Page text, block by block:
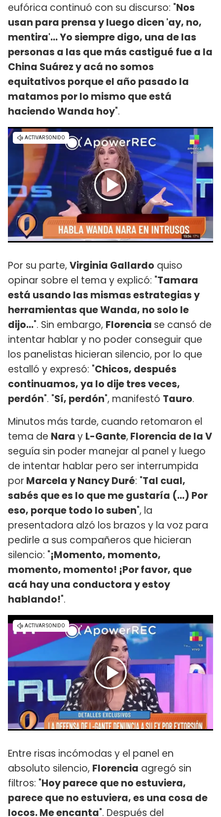
eufórica continuó con su discurso: "Nos
usan para prensa y luego dicen 'ay, no,
mentira'... Yo siempre digo, una de las
personas a las que más castigué fue a la
China Suárez y acá no somos
equitativos porque el año pasado la
matamos por lo mismo que está
haciendo Wanda hoy".
Por su parte, Virginia Gallardo quiso
opinar sobre el tema y explicó: "Tamara
está usando las mismas estrategias y
herramientas que Wanda, no solo le
dijo...". Sin embargo, Florencia se cansó de
intentar hablar y no poder conseguir que
los panelistas hicieran silencio, por lo que
estalló y expresó: "Chicos, después
continuamos, ya lo dije tres veces,
perdón". "Sí, perdón", manifestó Tauro.
Minutos más tarde, cuando retomaron el
tema de Naray L-Gante, Florencia de la V
seguía sin poder manejar al panel y luego
de intentar hablar pero ser interrumpida
por Marcela y Nancy Duré: "Tal cual,
sabés que es lo que me gustaría (...) Por
eso, porque todo lo suben", la
presentadora alzó los brazos y la voz para
pedirle a sus compañeros que hicieran
silencio: "¡Momento, momento,
momento, momento! ¡Por favor, que
acá hay una conductora y estoy
hablando!".
Entre risas incómodas y el panel en
absoluto silencio, Florencia agregó sin
filtros: "Hoy parece que no estuviera,
parece que no estuviera, es una cosa de
locos. Me encanta". Después del